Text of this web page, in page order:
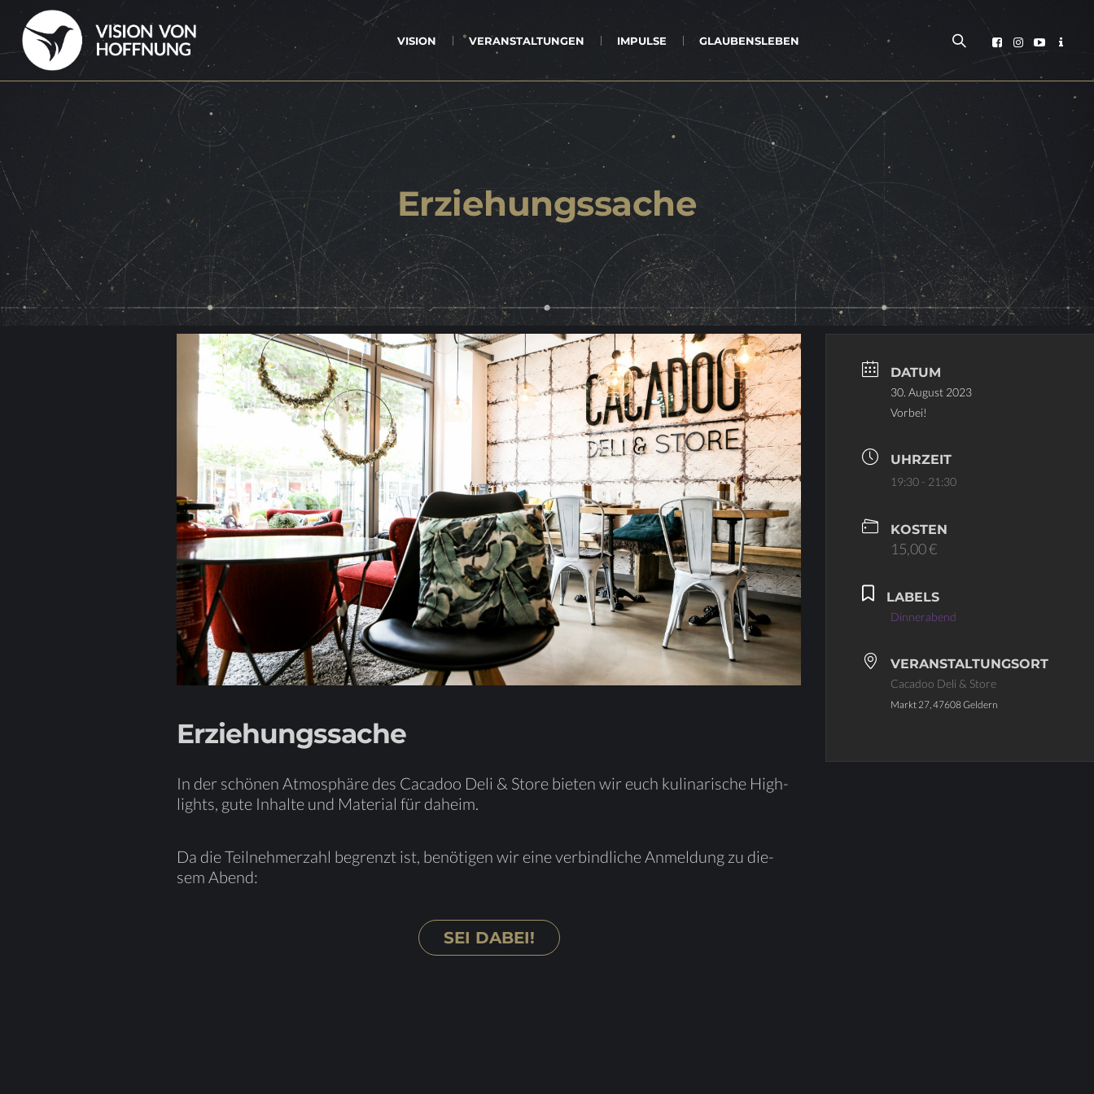
VI­SI­ON VER­AN­STAL­TUN­GEN IM­PUL­SE GLAU­BENS­LE­BEN
Er­zie­hungs­sa­che
Er­zie­hungs­sa­che
In der schö­nen At­mo­sphä­re des Ca­ca­doo Deli & Store bie­ten wir euch ku­li­na­ri­sche High­
lights, gute In­hal­te und Ma­te­ri­al für daheim.
Da die Teil­neh­mer­zahl be­grenzt ist, be­nö­ti­gen wir eine ver­bind­li­che An­mel­dung zu die­
sem Abend:
SEI DA­BEI!
DATUM
30. August 2023
Vorbei!
UHRZEIT
19:30 - 21:30
KOSTEN
15,00 €
LABELS
Dinnerabend
VERANSTALTUNGSORT
Cacadoo Deli & Store
Markt 27, 47608 Geldern